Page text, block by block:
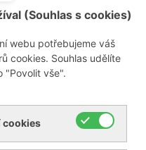
(Souhlas s cookies)
webu potřebujeme váš
cookies. Souhlas udělíte
"Povolit vše".
cookies